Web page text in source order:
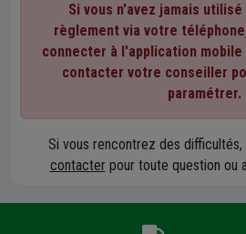
Si vous n'avez jamais
règlement via votre
connecter à l'application mobile
contacter votre conseiller
paramétrer.
Si vous rencontrez des difficultés,
contacterpour toute question ou